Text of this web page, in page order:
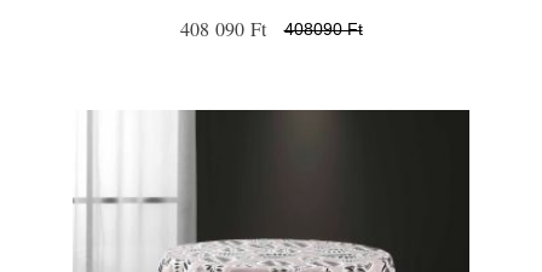
408 090 Ft 408090 Ft